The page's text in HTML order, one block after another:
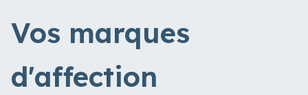
Vos marques
d'affection